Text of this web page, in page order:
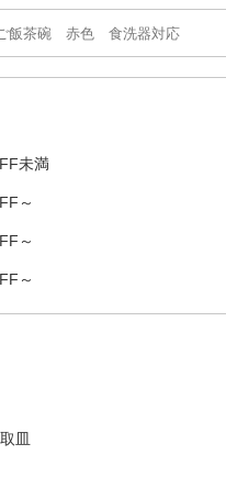
未満
～
～
～
皿